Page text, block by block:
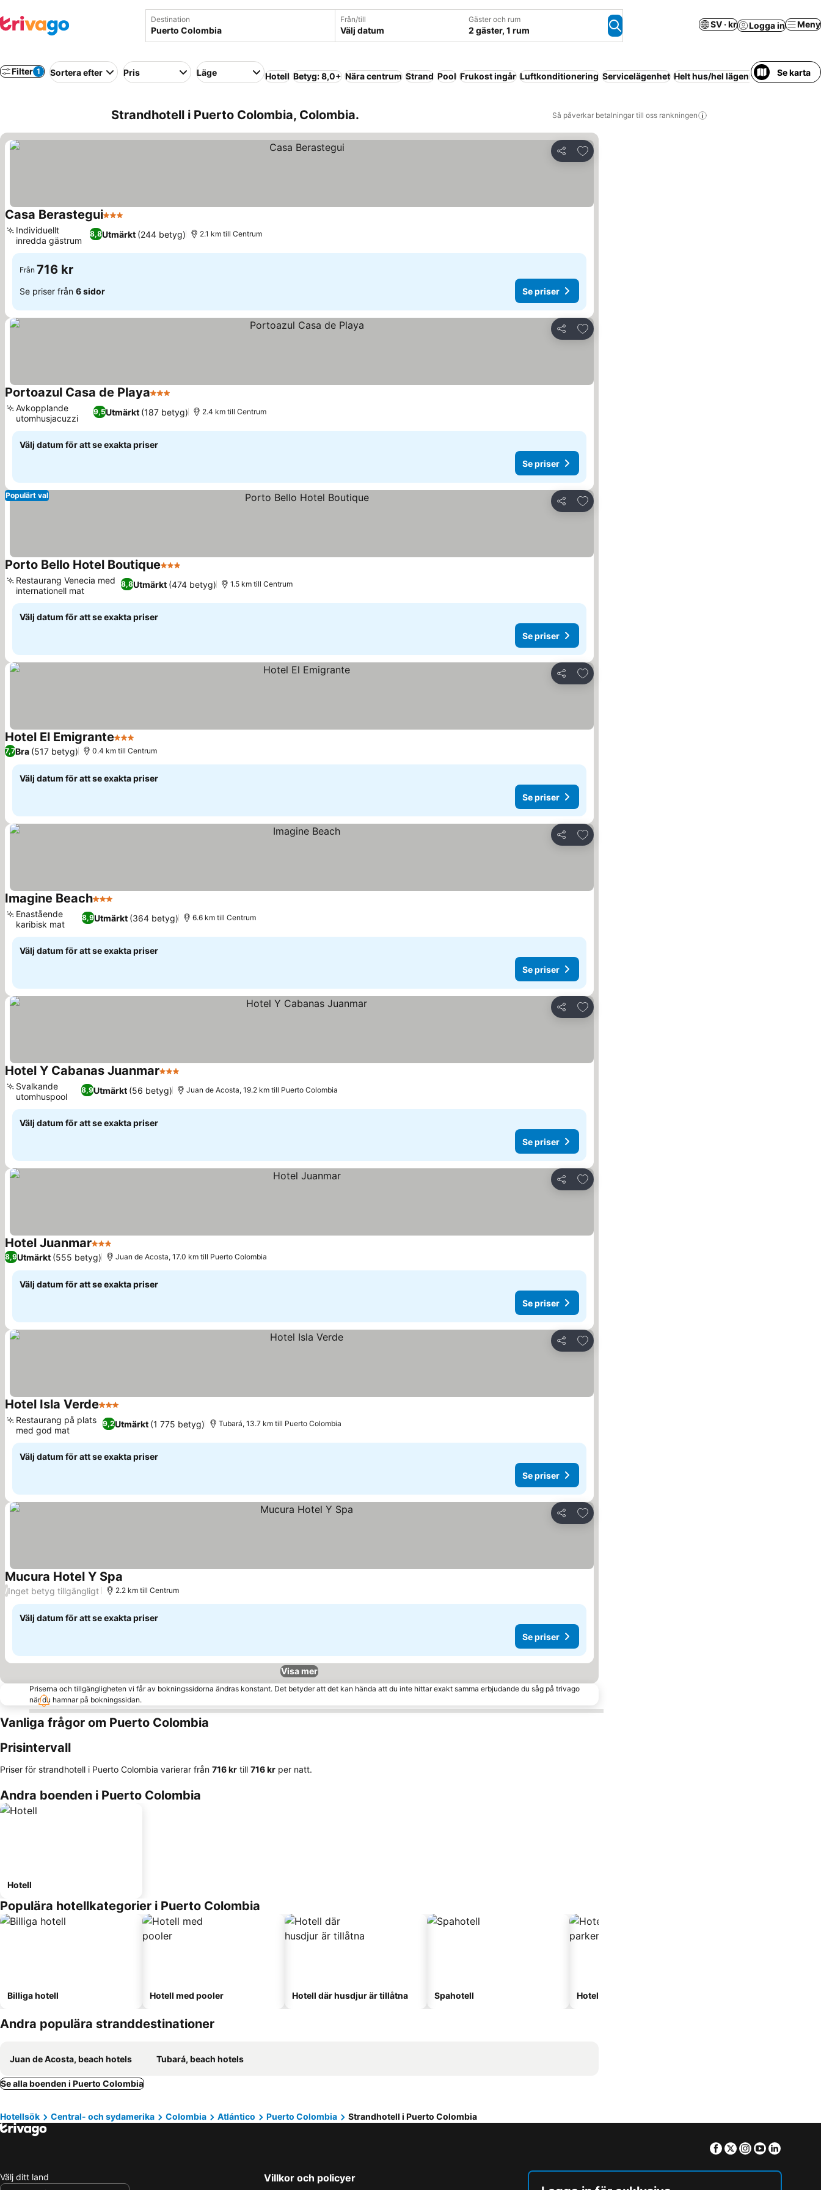
Destination Från/till
Välj datum
Gäster och rum
2 gäster, 1 rum
SV · kr Logga in Meny
Filter 1 Sortera efter Pris Läge Hotell Betyg: 8,0+ Nära centrum Strand Pool Frukost ingår Luftkonditionering Servicelägenhet Helt hus/hel lägenhet Hostal
Se karta
Strandhotell i Puerto Colombia, Colombia. Så påverkar betalningar till oss rankningen
Dela
Lägg till i Mina Favoriter
Casa Berastegui3 Stjärnor
8,8Utmärkt (244 betyg)
Individuellt
inredda gästrum
2.1 km till Centrum
Från 716 kr
Se priser från 6 sidor Se priser
Dela
Lägg till i Mina Favoriter
Portoazul Casa de Playa3 Stjärnor
9,5Utmärkt (187 betyg)
Avkopplande
utomhusjacuzzi
2.4 km till Centrum
Välj datum för att se exakta priser
Se priser
Dela
Lägg till i Mina Favoriter
Populärt val
Porto Bello Hotel Boutique3 Stjärnor
8,8Utmärkt (474 betyg)
Restaurang Venecia med
internationell mat
1.5 km till Centrum
Välj datum för att se exakta priser
Se priser
Dela
Lägg till i Mina Favoriter
Hotel El Emigrante3 Stjärnor
7,7Bra (517 betyg) 0.4 km till Centrum
Välj datum för att se exakta priser
Se priser
Dela
Lägg till i Mina Favoriter
Imagine Beach3 Stjärnor
8,9Utmärkt (364 betyg)
Enastående
karibisk mat
6.6 km till Centrum
Välj datum för att se exakta priser
Se priser
Dela
Lägg till i Mina Favoriter
Hotel Y Cabanas Juanmar3 Stjärnor
8,9Utmärkt (56 betyg)
Svalkande
utomhuspool
Juan de Acosta, 19.2 km till Puerto Colombia
Välj datum för att se exakta priser
Se priser
Dela
Lägg till i Mina Favoriter
Hotel Juanmar3 Stjärnor
8,9Utmärkt (555 betyg) Juan de Acosta, 17.0 km till Puerto Colombia
Välj datum för att se exakta priser
Se priser
Dela
Lägg till i Mina Favoriter
Hotel Isla Verde3 Stjärnor
9,2Utmärkt (1 775 betyg)
Restaurang på plats
med god mat
Tubará, 13.7 km till Puerto Colombia
Välj datum för att se exakta priser
Se priser
Dela
Lägg till i Mina Favoriter
Mucura Hotel Y Spa
/Inget betyg tillgängligt 2.2 km till Centrum
Välj datum för att se exakta priser
Se priser
Visa mer
Priserna och tillgängligheten vi får av bokningssidorna ändras konstant. Det betyder att det kan hända att du inte hittar exakt samma erbjudande du såg på trivago
när du hamnar på bokningssidan.
Vanliga frågor om Puerto Colombia
Prisintervall
Priser för strandhotell i Puerto Colombia varierar från ‎716 kr till ‎716 kr per natt.
Andra boenden i Puerto Colombia
Hotell
Populära hotellkategorier i Puerto Colombia
Billiga hotell Hotell med pooler Hotell där husdjur är tillåtna Spahotell Hotell med parkering
Andra populära stranddestinationer
Juan de Acosta, beach hotels Tubará, beach hotels
Se alla boenden i Puerto Colombia
Hotellsök Central- och sydamerika Colombia Atlántico Puerto Colombia Strandhotell i Puerto Colombia
Facebook
TwitterInstagram
Youtube
Välj ditt land Villkor och policyer